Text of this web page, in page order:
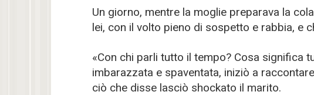
Un giorno, mentre la moglie preparava la
lei, con il volto pieno di sospetto e rabbia, e
«Con chi parli tutto il tempo? Cosa significa
imbarazzata e spaventata, iniziò a
ciò che disse lasciò shockato il marito.